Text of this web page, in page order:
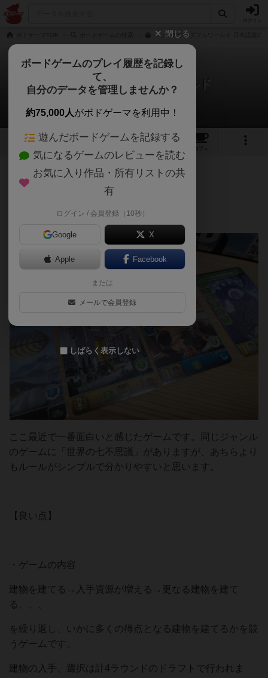
イッツアワンダフルワールド 日本語版の
イッツアワンダフルワールド
ハナさんのレビュー
16 2 48
カフェ
1547名 13名 5年弱前
ドラフト×拡大再生産の傑作
ここ最近で一番面白いと感じたゲームです。同じジャンル
のゲームに「世界の七不思議」がありますが、あちらより
もルールがシンプルで分かりやすいと思います。
【良い点】
・ゲームの内容
建物を建てる→入手資源が増える→更なる建物を建て
る、、、
を繰り返し、いかに多くの得点となる建物を建てるかを競
うゲームです。
建物の入手、選択は計4ラウンドのドラフトで行われま
閉じる
ボードゲームのプレイ履歴を記録し
て、
自分のデータを管理しませんか？
約75,000人がボドゲーマを利用中！
遊んだボードゲームを記録する
気になるゲームのレビューを読む
お気に入り作品・所有リストの共
有
ログイン / 会員登録（10秒）
Google X
Apple Facebook
または
メールで会員登録
しばらく表示しない